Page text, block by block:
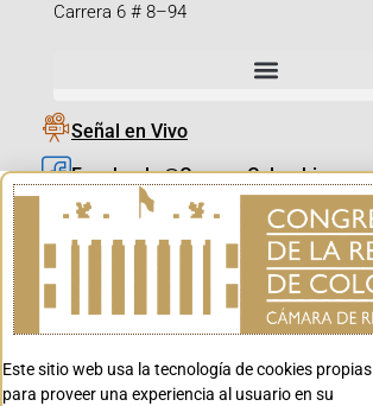
Carrera 6 # 8–94
Señal en Vivo
Facebook_@CamaraColombia
Instagram_@CamaraColombia
X_@CamaraColombia
Youtube_@CamaraColombia
Youtube_@CanalCongreso
Este sitio web usa la tecnología de cookies propias
para proveer una experiencia al usuario en su